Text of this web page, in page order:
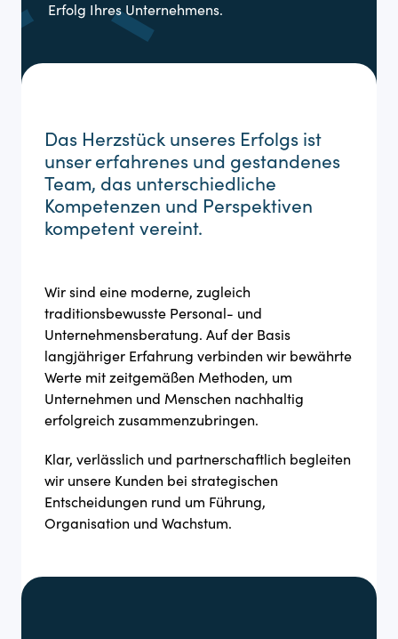
Erfolg Ihres Unternehmens.
Das Herzstück unseres Erfolgs ist
unser erfahrenes und gestandenes
Team, das unterschiedliche
Kompetenzen und Perspektiven
kompetent vereint.
Wir sind eine moderne, zugleich
traditionsbewusste Personal- und
Unternehmensberatung. Auf der Basis
langjähriger Erfahrung verbinden wir bewährte
Werte mit zeitgemäßen Methoden, um
Unternehmen und Menschen nachhaltig
erfolgreich zusammenzubringen.
Klar, verlässlich und partnerschaftlich begleiten
wir unsere Kunden bei strategischen
Entscheidungen rund um Führung,
Organisation und Wachstum.